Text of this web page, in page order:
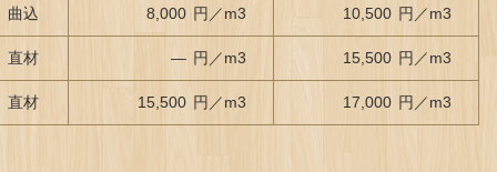
曲込 8,000 円／m3 10,500 円／m3
直材 — 円／m3 15,500 円／m3
直材 15,500 円／m3 17,000 円／m3